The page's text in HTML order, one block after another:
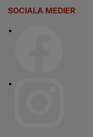
SOCIALA MEDIER